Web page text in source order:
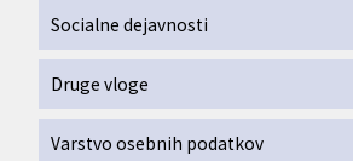
Socialne dejavnosti
Druge vloge
Varstvo osebnih podatkov